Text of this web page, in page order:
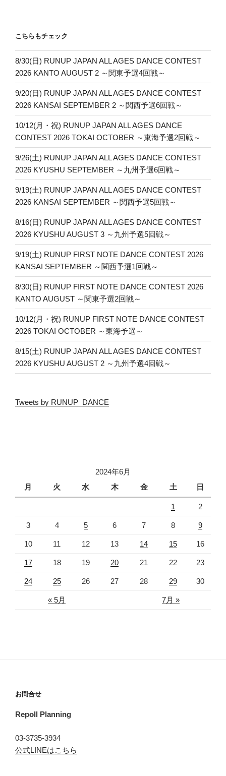
こちらもチェック
8/30(日) RUNUP JAPAN ALL AGES DANCE CONTEST
2026 KANTO AUGUST 2 ～関東予選4回戦～
9/20(日) RUNUP JAPAN ALL AGES DANCE CONTEST
2026 KANSAI SEPTEMBER 2 ～関西予選6回戦～
10/12(月・祝) RUNUP JAPAN ALL AGES DANCE
CONTEST 2026 TOKAI OCTOBER ～東海予選2回戦～
9/26(土) RUNUP JAPAN ALL AGES DANCE CONTEST
2026 KYUSHU SEPTEMBER ～九州予選6回戦～
9/19(土) RUNUP JAPAN ALL AGES DANCE CONTEST
2026 KANSAI SEPTEMBER ～関西予選5回戦～
8/16(日) RUNUP JAPAN ALL AGES DANCE CONTEST
2026 KYUSHU AUGUST 3 ～九州予選5回戦～
9/19(土) RUNUP FIRST NOTE DANCE CONTEST 2026
KANSAI SEPTEMBER ～関西予選1回戦～
8/30(日) RUNUP FIRST NOTE DANCE CONTEST 2026
KANTO AUGUST ～関東予選2回戦～
10/12(月・祝) RUNUP FIRST NOTE DANCE CONTEST
2026 TOKAI OCTOBER ～東海予選～
8/15(土) RUNUP JAPAN ALL AGES DANCE CONTEST
2026 KYUSHU AUGUST 2 ～九州予選4回戦～
Tweets by RUNUP_DANCE
2024年6月
月
火 水 木 金 土 日
« 5月 7月 »
1 2
3 4 5 6 7 8 9
10 11 12 13 14 15 16
17 18 19 20 21 22 23
24 25 26 27 28 29 30
お問合せ
Repoll Planning
03-3735-3934
公式LINEはこちら